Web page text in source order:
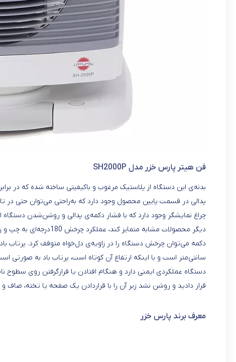
فن هیتر پارس خزر مدل SH2000P
بدنه‌ی این دستگاه از پلاستیک مرغوب و باکیفیتی ساخته شده که در
پدالی در قسمت پایین محصول وجود دارد که به‌راحتی می‌توان حتی
دیگر محصولات مشابه
سانتی‌متر است و با اینکه ارتفاع آن کوتاه است، پرتاب باد به‌ صورتی
دستگاه عملکردی ایمنی دارد و هنگام افتادن یا قرارگرفتن روی
قرار دادید و روشن نشد زیر آن را با قراردادن یک صفحه یا تخته، صاف
معرف برند پارس خزر